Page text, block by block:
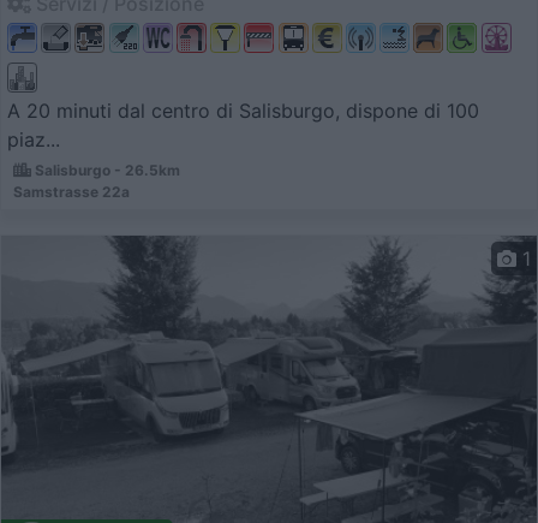
A 20 minuti dal centro di Salisburgo, dispone di 100
piaz...
Salisburgo - 26.5km
Samstrasse 22a
1